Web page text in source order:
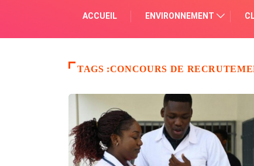
ACCUEIL ENVIRONNEMENT
TAGS :CONCOURS DE